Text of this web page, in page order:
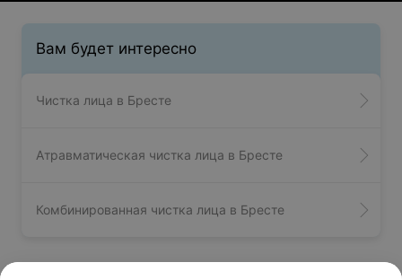
Вам будет интересно
Чистка лица в Бресте
Атравматическая чистка лица в Бресте
Комбинированная чистка лица в Бресте